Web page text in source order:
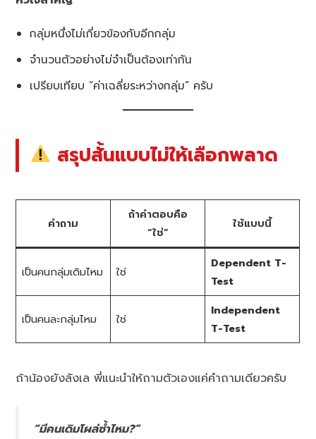
กลุ่มหนึ่งไม่เกี่ยวข้องกับอีกกลุ่ม
จำนวนตัวอย่างไม่จำเป็นต้องเท่ากัน
เปรียบเทียบ “ค่าเฉลี่ยระหว่างกลุ่ม” ครับ
สรุปสั้นแบบไม่ให้เลือกพลาด
คำถาม
ถ้าคำตอบคือ
“ใช่”
ใช้แบบนี้
เป็นคนกลุ่มเดิมไหม ใช่
Dependent T-
Test
เป็นคนละกลุ่มไหม ใช่
Independent
T-Test
ถ้าน้องยังลังเล พี่แนะนำให้ถามตัวเองแค่คำถามเดียวครับ
“มีคนเดิมโผล่ซ้ำไหม?”